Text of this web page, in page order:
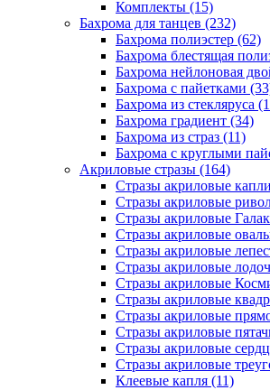
Комплекты (15)
Бахрома для танцев (232)
Бахрома полиэстер (62)
Бахрома блестящая
Бахрома нейлоновая
Бахрома с пайетками
Бахрома из стекляруса
Бахрома градиент (34)
Бахрома из страз (11)
Бахрома с круглыми
Акриловые стразы (164)
Стразы акриловые
Стразы акриловые
Стразы акриловые
Стразы акриловые
Стразы акриловые
Стразы акриловые
Стразы акриловые
Стразы акриловые
Стразы акриловые
Стразы акриловые
Стразы акриловые
Стразы акриловые
Клеевые капля (11)